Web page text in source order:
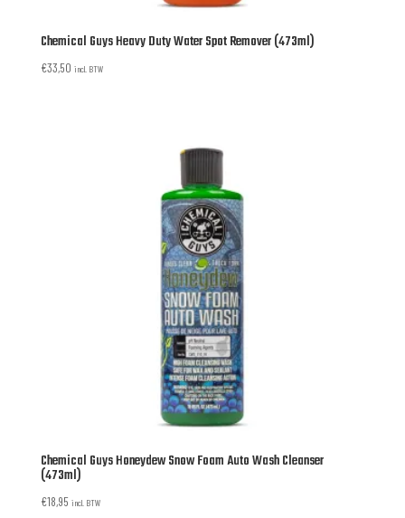
Chemical Guys Heavy Duty Water Spot Remover (473ml)
€33,50 incl. BTW
Chemical Guys Honeydew Snow Foam Auto Wash Cleanser
(473ml)
€18,95 incl. BTW